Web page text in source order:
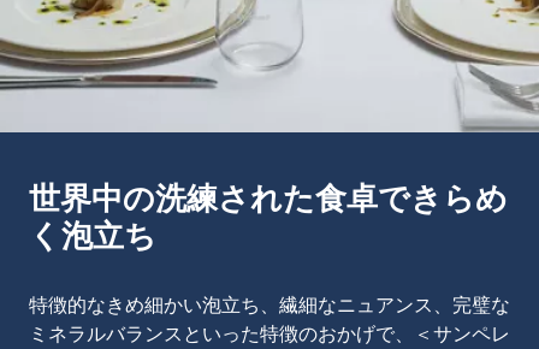
世界中の洗練された食卓できらめ
く泡立ち
特徴的なきめ細かい泡立ち、繊細なニュアンス、完璧な
ミネラルバランスといった特徴のおかげで、＜サンペレ